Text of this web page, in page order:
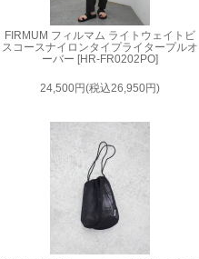
FIRMUM フィルマム ライトウェイトビ
スコースナイロンタイプライタープルオ
ーバー [HR-FR0202PO]
24,500円(税込26,950円)